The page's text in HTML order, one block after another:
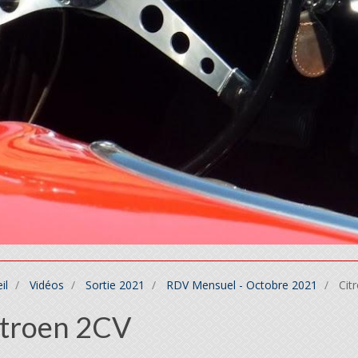
Vidéos Sortie 2021 RDV Mensuel - Octobre 2021
2CV